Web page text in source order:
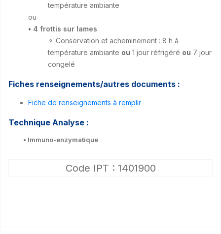
température ambiante
ou
• 4 frottis sur lames
⚬ Conservation et acheminement : 8 h à
température ambiante ou 1 jour réfrigéré ou 7 jour
congelé
Fiches renseignements/autres documents :
Fiche de renseignements à remplir
Technique Analyse :
• Immuno-enzymatique
Code IPT : 1401900